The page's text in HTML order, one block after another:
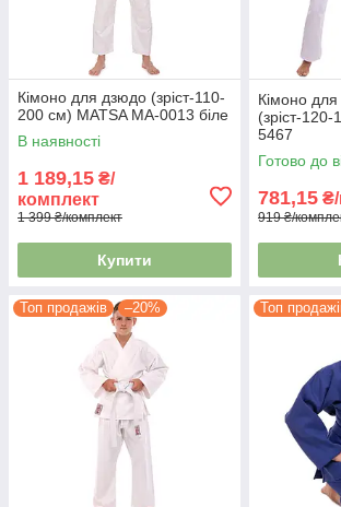
Кімоно для дзюдо (зріст-110-
200 см) MATSA MA-0013 біле
В наявності
1 189,15 ₴/
комплект
1 399 ₴/комплект
Купити
Кімоно
(зріст-
5467
Готово до
781,15 ₴/
919 ₴/
Топ продажів –20% Топ